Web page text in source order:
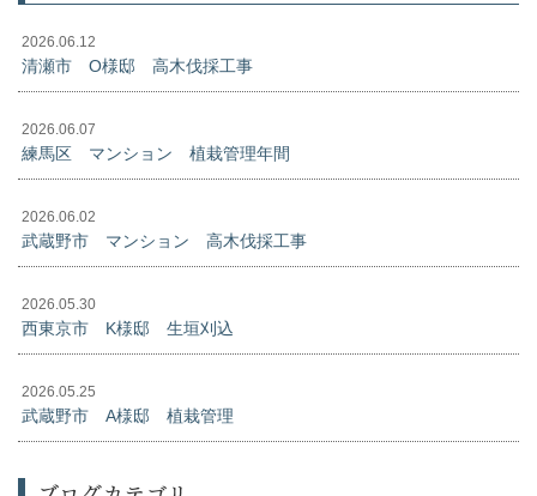
2026.06.12
清瀬市 O様邸 高木伐採工事
2026.06.07
練馬区 マンション 植栽管理年間
2026.06.02
武蔵野市 マンション 高木伐採工事
2026.05.30
西東京市 K様邸 生垣刈込
2026.05.25
武蔵野市 A様邸 植栽管理